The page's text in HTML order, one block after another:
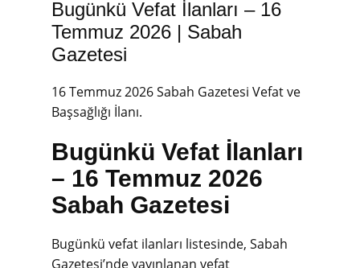
Bugünkü Vefat İlanları – 16
Temmuz 2026 | Sabah
Gazetesi
16 Temmuz 2026 Sabah Gazetesi Vefat ve
Başsağlığı İlanı.
Bugünkü Vefat İlanları
– 16 Temmuz 2026
Sabah Gazetesi
Bugünkü vefat ilanları listesinde, Sabah
Gazetesi’nde yayınlanan vefat